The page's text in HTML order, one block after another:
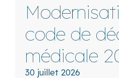
code de
médicale
30 juillet 2026